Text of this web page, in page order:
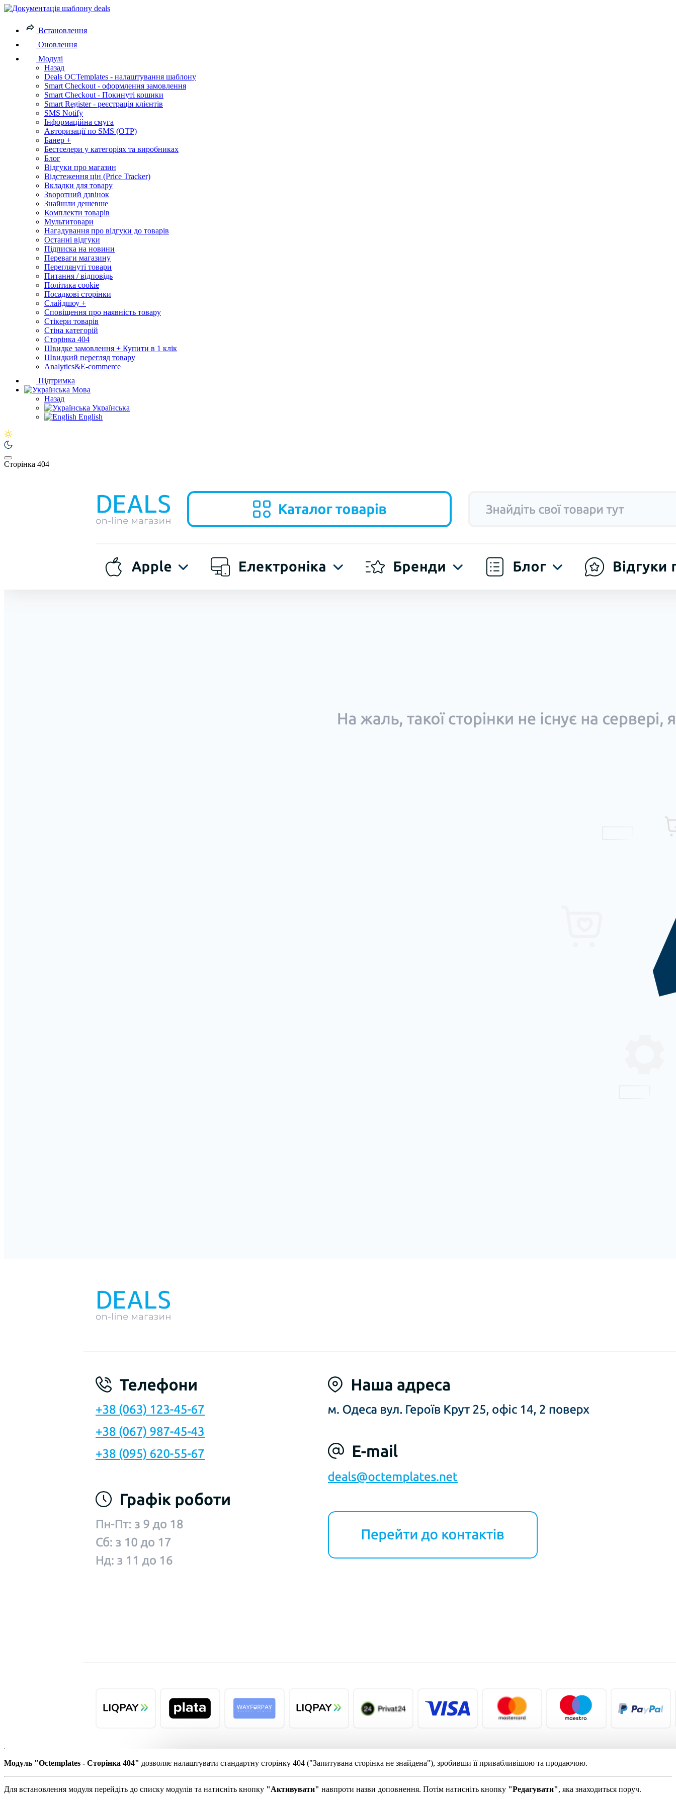
Встановлення
Оновлення
Модулі
Назад
Deals OCTemplates - налаштування шаблону
Smart Checkout - оформлення замовлення
Smart Checkout - Покинуті кошики
Smart Register - реєстрація клієнтів
SMS Notify
Інформаційна смуга
Авторизації по SMS (OTP)
Банер +
Бестселери у категоріях та виробниках
Блог
Відгуки про магазин
Відстеження цін (Price Tracker)
Вкладки для товару
Зворотний дзвінок
Знайшли дешевше
Комплекти товарів
Мультитовари
Нагадування про відгуки до товарів
Останні відгуки
Підписка на новини
Переваги магазину
Переглянуті товари
Питання / відповідь
Політика cookie
Посадкові сторінки
Слайдшоу +
Сповіщення про наявність товару
Стікери товарів
Стіна категорій
Сторінка 404
Швидке замовлення + Купити в 1 клік
Швидкий перегляд товару
Analytics&E-commerce
Підтримка
Мова
Назад
Українська
English
Сторінка 404
Модуль "Octemplates - Сторінка 404" дозволяє налаштувати стандартну сторінку 404 ("Запитувана сторінка не знайдена"), зробивши її привабливішою та продаючою.
Для встановлення модуля перейдіть до списку модулів та натисніть кнопку "Активувати" навпроти назви доповнення. Потім натисніть кнопку "Редагувати", яка знаходиться поруч.